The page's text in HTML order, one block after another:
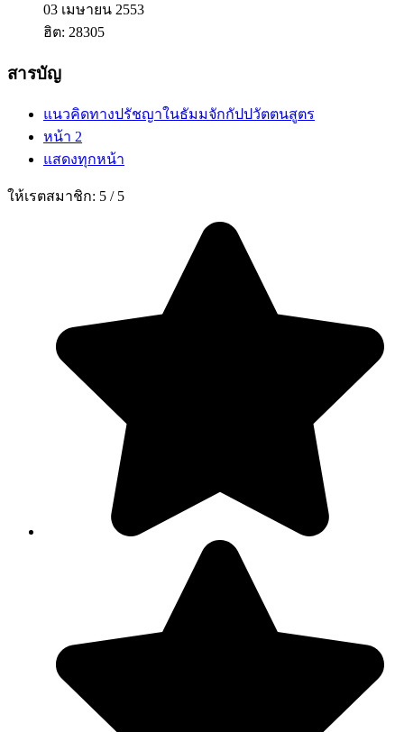
03 เมษายน 2553
ฮิต: 28305
สารบัญ
แนวคิดทางปรัชญาในธัมมจักกัปปวัตตนสูตร
หน้า 2
แสดงทุกหน้า
ให้เรตสมาชิก: 5 / 5